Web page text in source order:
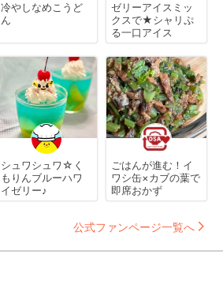
冷やしなめこうど
ん
ゼリーアイスミッ
クスで★シャリぷ
る一口アイス
シュワシュワ☆く
もりんブルーハワ
イゼリー♪
ごはんが進む！イ
ワシ缶×カブの葉で
即席おかず
公式ファンページ一覧へ